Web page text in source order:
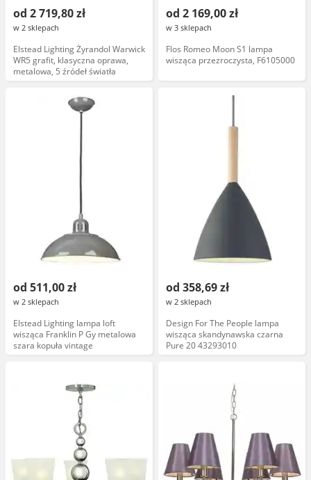
od 2 719,80 zł
w 2 sklepach
Elstead Lighting Żyrandol Warwick
WR5 grafit, klasyczna oprawa,
metalowa, 5 źródeł światła
od 2 169,00 zł
w 3 sklepach
Flos Romeo Moon S1 lampa
wisząca przezroczysta, F6105000
od 511,00 zł
w 2 sklepach
Elstead Lighting lampa loft
wisząca Franklin P Gy metalowa
szara kopuła vintage
od 358,69 zł
w 2 sklepach
Design For The People lampa
wisząca skandynawska czarna
Pure 20 43293010